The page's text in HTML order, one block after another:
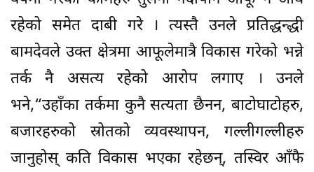
रहेको समेत दाबी गरे । त्यस्तै उनले प्रतिद्धन्द्धी
बामदेवले उक्त क्षेत्रमा आफूलेमात्रै विकास गरेको भन्ने
तर्क नै असत्य रहेको आरोप लगाए । उनले
भने,“उहाँका तर्कमा कुनै सत्यता छैनन, बाटोघाटोहरु,
बजारहरुको स्रोतको व्यवस्थापन, गल्लीगल्लीहरु
जानुहोस् कति विकास भएका रहेछन्, तस्विर आँफै